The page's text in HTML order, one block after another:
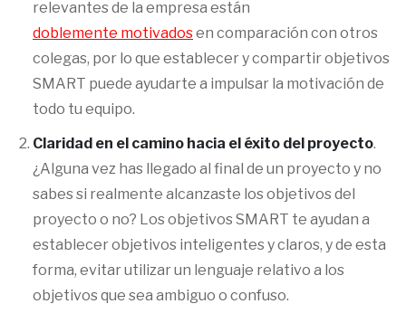
relevantes de la empresa están
doblemente motivadosen comparación con otros
colegas, por lo que establecer y compartir objetivos
SMART puede ayudarte a impulsar la motivación de
todo tu equipo.
Claridad en el camino hacia el éxito del proyecto.
¿Alguna vez has llegado al final de un proyecto y no
sabes si realmente alcanzaste los objetivos del
proyecto o no? Los objetivos SMART te ayudan a
establecer objetivos inteligentes y claros, y de esta
forma, evitar utilizar un lenguaje relativo a los
objetivos que sea ambiguo o confuso.